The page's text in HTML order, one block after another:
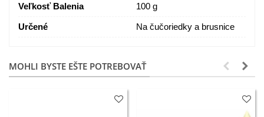
Veľkosť Balenia 100 g
Určené Na čučoriedky a brusnice
MOHLI BYSTE EŠTE POTREBOVAŤ